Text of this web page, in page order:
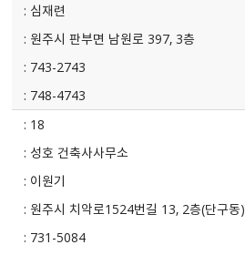
심재련
원주시 판부면 남원로 397, 3층
743-2743
748-4743
18
성호 건축사사무소
이원기
원주시 치악로1524번길 13, 2층(단구동)
731-5084